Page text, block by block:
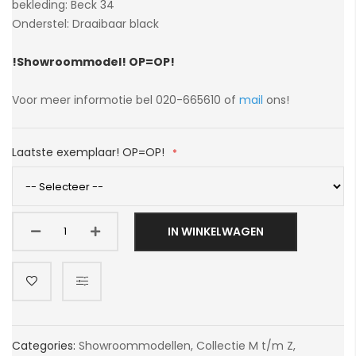
bekleding: Beck 34
Onderstel: Draaibaar black
!Showroommodel! OP=OP!
Voor meer informotie bel 020-665610 of mail ons!
Laatste exemplaar! OP=OP!
IN WINKELWAGEN
Categories: Showroommodellen, Collectie M t/m Z,